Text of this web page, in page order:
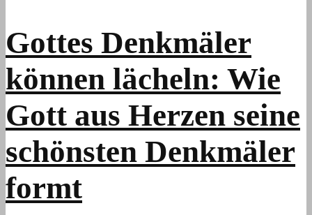
Gottes Denkmäler
können lächeln: Wie
Gott aus Herzen seine
schönsten Denkmäler
formt